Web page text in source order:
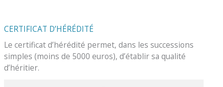
CERTIFICAT D’HÉRÉDITÉ
Le certificat d’hérédité permet, dans les successions
simples (moins de 5000 euros), d’établir sa qualité
d’héritier.